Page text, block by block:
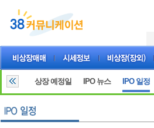
상장 예정일 IPO 뉴스 IPO 일정